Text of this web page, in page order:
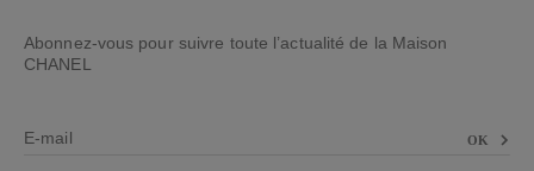
Abonnez-vous pour suivre toute l’actualité de la Maison
CHANEL
E-mail OK